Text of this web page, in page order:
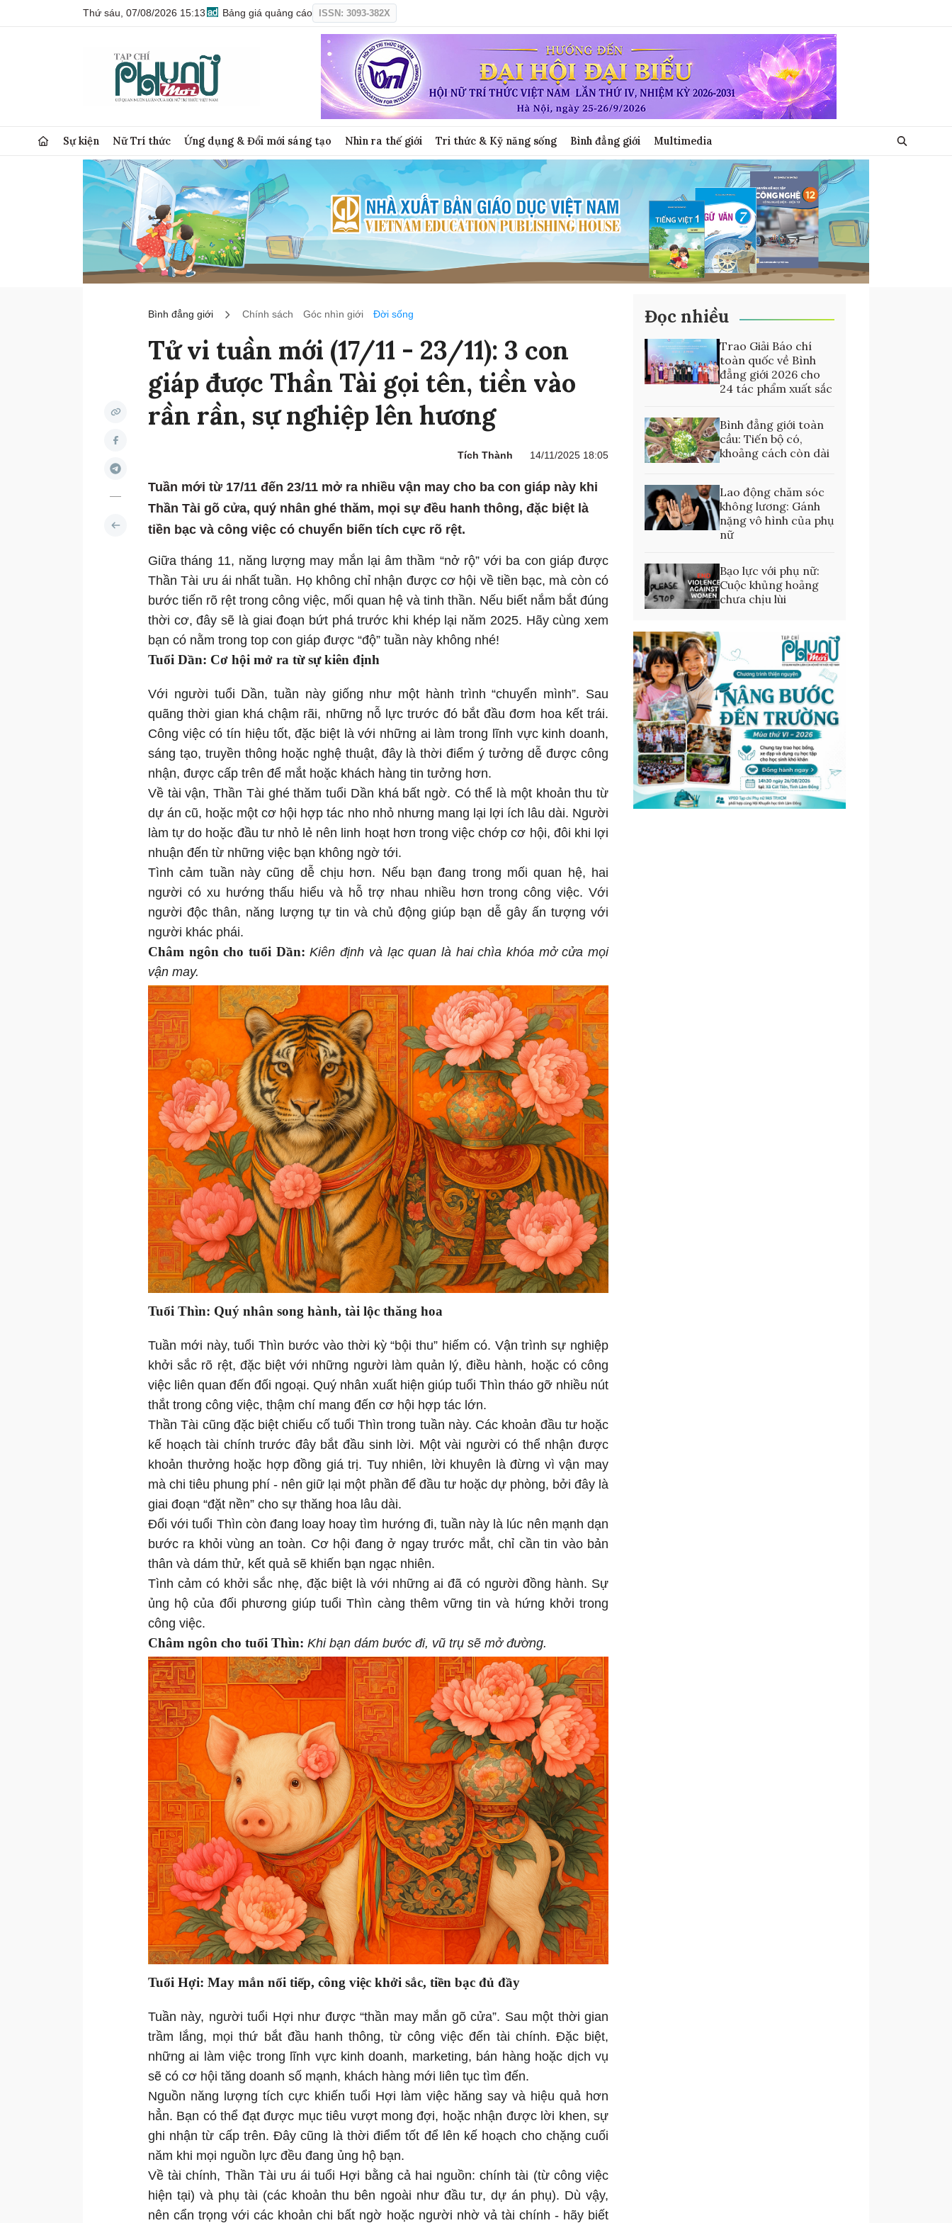
Thứ sáu, 07/08/2026 15:13 Bảng giá quảng cáo ISSN: 3093-382X
Sự kiện Nữ Trí thức Ứng dụng & Đổi mới sáng tạo Nhìn ra thế giới Tri thức & Kỹ năng sống Bình đẳng giới Multimedia
Bình đẳng giới Chính sách Góc nhìn giới Đời sống
Tử vi tuần mới (17/11 - 23/11): 3 con
giáp được Thần Tài gọi tên, tiền vào
rần rần, sự nghiệp lên hương
Tích Thành 14/11/2025 18:05
Tuần mới từ 17/11 đến 23/11 mở ra nhiều vận may cho ba con giáp này khi
Thần Tài gõ cửa, quý nhân ghé thăm, mọi sự đều hanh thông, đặc biệt là
tiền bạc và công việc có chuyển biến tích cực rõ rệt.
Giữa tháng 11, năng lượng may mắn lại âm thầm “nở rộ” với ba con giáp được
Thần Tài ưu ái nhất tuần. Họ không chỉ nhận được cơ hội về tiền bạc, mà còn có
bước tiến rõ rệt trong công việc, mối quan hệ và tinh thần. Nếu biết nắm bắt đúng
thời cơ, đây sẽ là giai đoạn bứt phá trước khi khép lại năm 2025. Hãy cùng xem
bạn có nằm trong top con giáp được “độ” tuần này không nhé!
Tuổi Dần: Cơ hội mở ra từ sự kiên định
Với người tuổi Dần, tuần này giống như một hành trình “chuyển mình”. Sau
quãng thời gian khá chậm rãi, những nỗ lực trước đó bắt đầu đơm hoa kết trái.
Công việc có tín hiệu tốt, đặc biệt là với những ai làm trong lĩnh vực kinh doanh,
sáng tạo, truyền thông hoặc nghệ thuật, đây là thời điểm ý tưởng dễ được công
nhận, được cấp trên để mắt hoặc khách hàng tin tưởng hơn.
Về tài vận, Thần Tài ghé thăm tuổi Dần khá bất ngờ. Có thể là một khoản thu từ
dự án cũ, hoặc một cơ hội hợp tác nho nhỏ nhưng mang lại lợi ích lâu dài. Người
làm tự do hoặc đầu tư nhỏ lẻ nên linh hoạt hơn trong việc chớp cơ hội, đôi khi lợi
nhuận đến từ những việc bạn không ngờ tới.
Tình cảm tuần này cũng dễ chịu hơn. Nếu bạn đang trong mối quan hệ, hai
người có xu hướng thấu hiểu và hỗ trợ nhau nhiều hơn trong công việc. Với
người độc thân, năng lượng tự tin và chủ động giúp bạn dễ gây ấn tượng với
người khác phái.
Châm ngôn cho tuổi Dần: Kiên định và lạc quan là hai chìa khóa mở cửa mọi
vận may.
Tuổi Thìn: Quý nhân song hành, tài lộc thăng hoa
Tuần mới này, tuổi Thìn bước vào thời kỳ “bội thu” hiếm có. Vận trình sự nghiệp
khởi sắc rõ rệt, đặc biệt với những người làm quản lý, điều hành, hoặc có công
việc liên quan đến đối ngoại. Quý nhân xuất hiện giúp tuổi Thìn tháo gỡ nhiều nút
thắt trong công việc, thậm chí mang đến cơ hội hợp tác lớn.
Thần Tài cũng đặc biệt chiếu cố tuổi Thìn trong tuần này. Các khoản đầu tư hoặc
kế hoạch tài chính trước đây bắt đầu sinh lời. Một vài người có thể nhận được
khoản thưởng hoặc hợp đồng giá trị. Tuy nhiên, lời khuyên là đừng vì vận may
mà chi tiêu phung phí - nên giữ lại một phần để đầu tư hoặc dự phòng, bởi đây là
giai đoạn “đặt nền” cho sự thăng hoa lâu dài.
Đối với tuổi Thìn còn đang loay hoay tìm hướng đi, tuần này là lúc nên mạnh dạn
bước ra khỏi vùng an toàn. Cơ hội đang ở ngay trước mắt, chỉ cần tin vào bản
thân và dám thử, kết quả sẽ khiến bạn ngạc nhiên.
Tình cảm có khởi sắc nhẹ, đặc biệt là với những ai đã có người đồng hành. Sự
ủng hộ của đối phương giúp tuổi Thìn càng thêm vững tin và hứng khởi trong
công việc.
Châm ngôn cho tuổi Thìn: Khi bạn dám bước đi, vũ trụ sẽ mở đường.
Tuổi Hợi: May mắn nối tiếp, công việc khởi sắc, tiền bạc đủ đầy
Tuần này, người tuổi Hợi như được “thần may mắn gõ cửa”. Sau một thời gian
trầm lắng, mọi thứ bắt đầu hanh thông, từ công việc đến tài chính. Đặc biệt,
những ai làm việc trong lĩnh vực kinh doanh, marketing, bán hàng hoặc dịch vụ
sẽ có cơ hội tăng doanh số mạnh, khách hàng mới liên tục tìm đến.
Nguồn năng lượng tích cực khiến tuổi Hợi làm việc hăng say và hiệu quả hơn
hẳn. Bạn có thể đạt được mục tiêu vượt mong đợi, hoặc nhận được lời khen, sự
ghi nhận từ cấp trên. Đây cũng là thời điểm tốt để lên kế hoạch cho chặng cuối
năm khi mọi nguồn lực đều đang ủng hộ bạn.
Về tài chính, Thần Tài ưu ái tuổi Hợi bằng cả hai nguồn: chính tài (từ công việc
hiện tại) và phụ tài (các khoản thu bên ngoài như đầu tư, dự án phụ). Dù vậy,
nên cẩn trọng với các khoản chi bất ngờ hoặc người nhờ vả tài chính - hãy biết
Đọc nhiều
Trao Giải Báo chí
toàn quốc về Bình
đẳng giới 2026 cho
24 tác phẩm xuất sắc
Bình đẳng giới toàn
cầu: Tiến bộ có,
khoảng cách còn dài
Lao động chăm sóc
không lương: Gánh
nặng vô hình của phụ
nữ
Bạo lực với phụ nữ:
Cuộc khủng hoảng
chưa chịu lùi